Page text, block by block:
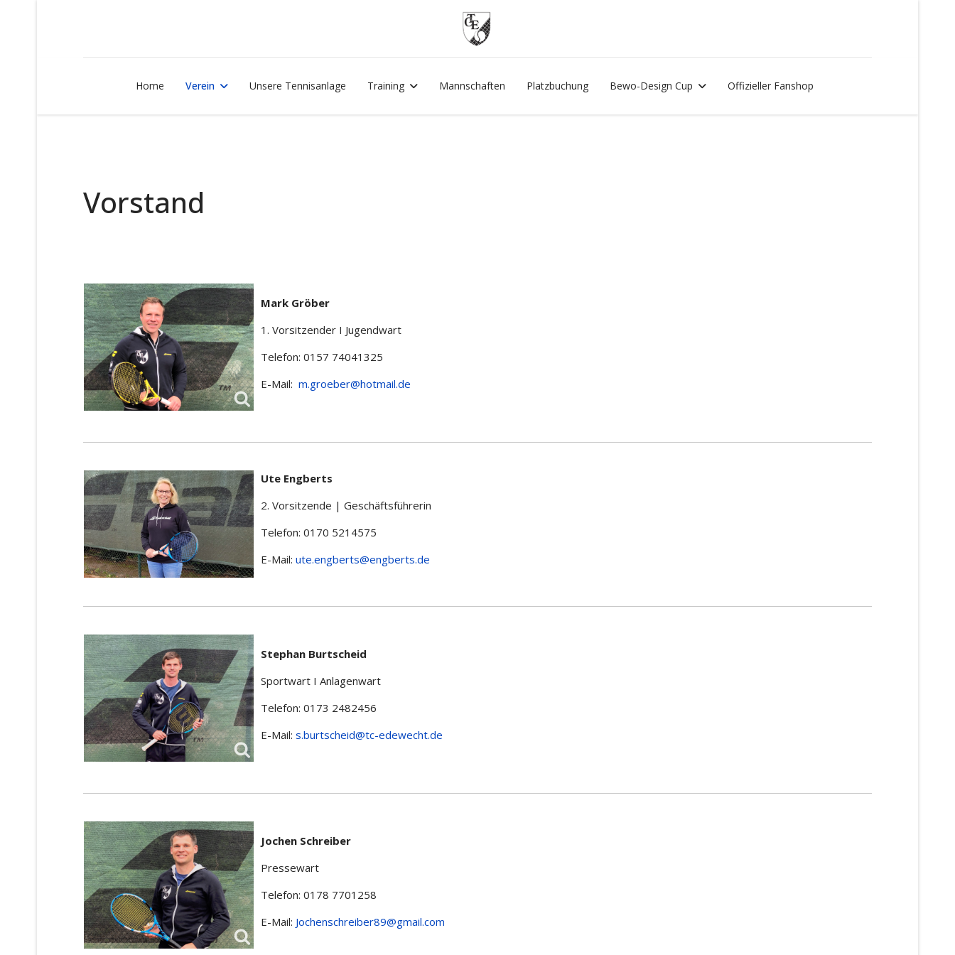
Home Verein Unsere Tennisanlage Training Mannschaften Platzbuchung Bewo-Design Cup Offizieller Fanshop
Vorstand
Mark Gröber
1. Vorsitzender I Jugendwart
Telefon: 0157 74041325
E-Mail: m.groeber@hotmail.de
Ute Engberts
2. Vorsitzende | Geschäftsführerin
Telefon: 0170 5214575
E-Mail: ute.engberts@engberts.de
Stephan Burtscheid
Sportwart I Anlagenwart
Telefon: 0173 2482456
E-Mail: s.burtscheid@tc-edewecht.de
Jochen Schreiber
Pressewart
Telefon: 0178 7701258
E-Mail: Jochenschreiber89@gmail.com